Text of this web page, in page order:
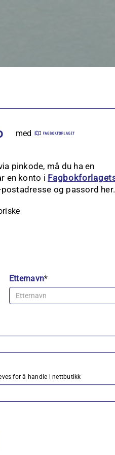
med
pinkode, må du ha en
en konto i
og passord her.
Etternavn*
for å handle i nettbutikk